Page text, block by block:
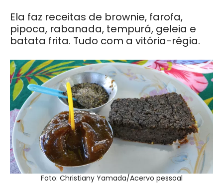
Ela faz receitas de brownie, farofa,
pipoca, rabanada, tempurá, geleia e
batata frita. Tudo com a vitória-régia.
Foto: Christiany Yamada/Acervo pessoal